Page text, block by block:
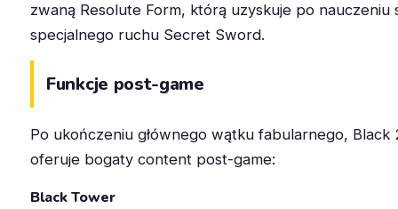
zwaną Resolute Form, którą uzyskuje po nauczeniu
specjalnego ruchu Secret Sword.
Funkcje post-game
Po ukończeniu głównego wątku fabularnego, Black
oferuje bogaty content post-game:
Black Tower